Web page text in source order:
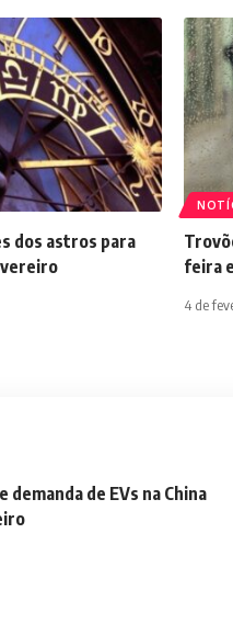
dos astros para
feira
4 de
de EVs na China